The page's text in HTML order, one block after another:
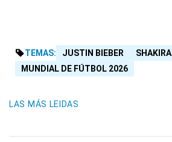
TEMAS: JUSTIN BIEBER SHAKIRA
MUNDIAL DE FÚTBOL 2026
LAS MÁS LEIDAS